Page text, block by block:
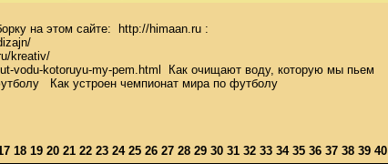
на этом сайте:  http://himaan.ru :
kreativ/
vodu-kotoruyu-my-pem.html  Как очищают воду, которую мы пьем
Как устроен чемпионат мира по футболу
18 19 20 21 22 23 24 25 26 27 28 29 30 31 32 33 34 35 36 37 38 39 40